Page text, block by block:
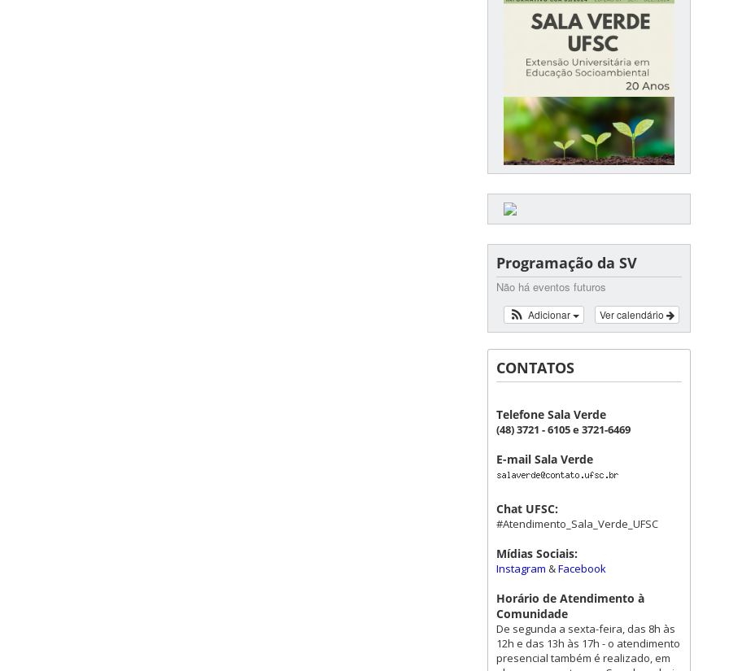
Programação da SV
Não há eventos futuros
Ver calendário
Adicionar
CONTATOS
Telefone Sala Verde
(48) 3721 - 6105 e 3721-6469
E-mail Sala Verde
Chat UFSC:
#Atendimento_Sala_Verde_UFSC
Mídias Sociais:
Instagram &Facebook
Horário de Atendimento à
Comunidade
De segunda a sexta-feira, das 8h às
12h e das 13h às 17h - o atendimento
presencial também é realizado, em